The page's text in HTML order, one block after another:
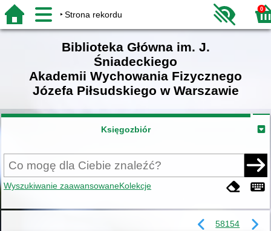
Strona rekordu
0
Biblioteka Główna im. J.
Śniadeckiego
Akademii Wychowania Fizycznego
Józefa Piłsudskiego w Warszawie
Księgozbiór
Wyszukiwanie zaawansowaneKolekcje
58154